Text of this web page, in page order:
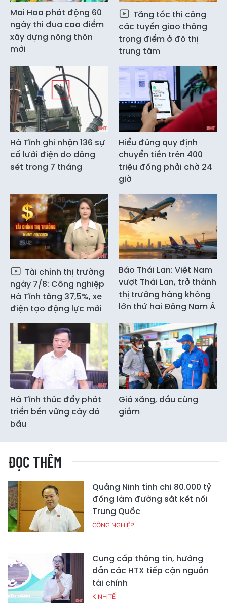
Mai Hoa phát động 60
ngày thi đua cao điểm
xây dựng nông thôn
mới
Tăng tốc thi công
các tuyến giao thông
trọng điểm ở đô thị
trung tâm
Hà Tĩnh ghi nhận 136 sự
cố lưới điện do dông
sét trong 7 tháng
Hiểu đúng quy định
chuyển tiền trên 400
triệu đồng phải chờ 24
giờ
Tài chính thị trường
ngày 7/8: Công nghiệp
Hà Tĩnh tăng 37,5%, xe
điện tạo động lực mới
Báo Thái Lan: Việt Nam
vượt Thái Lan, trở thành
thị trường hàng không
lớn thứ hai Đông Nam Á
Hà Tĩnh thúc đẩy phát
triển bền vững cây dó
bầu
Giá xăng, dầu cùng
giảm
ĐỌC THÊM
Quảng Ninh tính chi 80.000 tỷ
đồng làm đường sắt kết nối
Trung Quốc
CÔNG NGHIỆP
Cung cấp thông tin, hướng
dẫn các HTX tiếp cận nguồn
tài chính
KINH TẾ